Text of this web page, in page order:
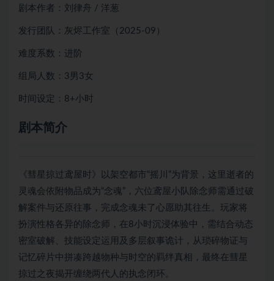
剧本作者：刘律舟 / 洋葱
发行团队：灰烬工作室（2025-09）
难度系数：进阶
组局人数：3男3女
时间设定：8+小时
剧本简介
《彗星掠过鸢屋时》以架空都市“摇川”为背景，这里逝者的
灵魂会依附物品成为“念魂”，六位鸢屋小队除念师需通过破
解案件与还原往事，完成念魂未了心愿助其往生。玩家将
扮演性格各异的除念师，在8小时沉浸体验中，需结合动态
密室破解、技能设定运用及多层叙事诡计，从琐碎物证与
记忆碎片中拼凑跨越物种与时空的羁绊真相，最终在彗星
掠过之夜揭开缠绕两代人的执念闭环。